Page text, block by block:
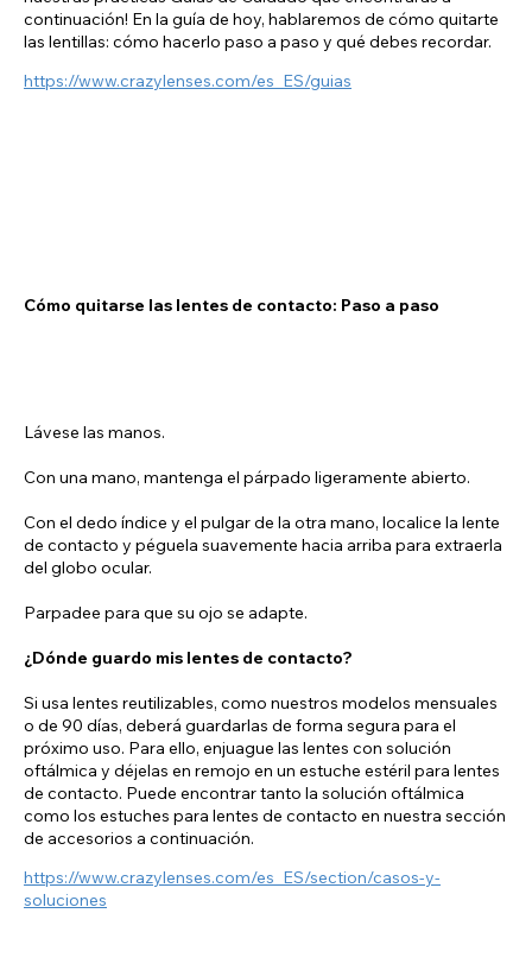
continuación! En la guía de hoy, hablaremos de cómo quitarte
las lentillas: cómo hacerlo paso a paso y qué debes recordar.
https://www.crazylenses.com/es_ES/guias
Cómo quitarse las lentes de contacto: Paso a paso
Lávese las manos.
Con una mano, mantenga el párpado ligeramente abierto.
Con el dedo índice y el pulgar de la otra mano, localice la lente
de contacto y péguela suavemente hacia arriba para extraerla
del globo ocular.
Parpadee para que su ojo se adapte.
¿Dónde guardo mis lentes de contacto?
Si usa lentes reutilizables, como nuestros modelos mensuales
o de 90 días, deberá guardarlas de forma segura para el
próximo uso. Para ello, enjuague las lentes con solución
oftálmica y déjelas en remojo en un estuche estéril para lentes
de contacto. Puede encontrar tanto la solución oftálmica
como los estuches para lentes de contacto en nuestra sección
de accesorios a continuación.
https://www.crazylenses.com/es_ES/section/casos-y-
soluciones